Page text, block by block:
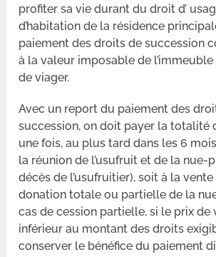
profiter sa vie durant du droit d’
d’habitation de la résidence
paiement des droits de succession
à la valeur imposable de
de viager.
Avec un report du paiement des
succession, on doit payer la totalité
une fois, au plus tard dans les 6
la réunion de l’usufruit et de la nue-
décès de l’usufruitier), soit à la
donation totale ou partielle de la
cas de cession partielle, si le prix de
inférieur au montant des droits
conserver le bénéfice du paiement